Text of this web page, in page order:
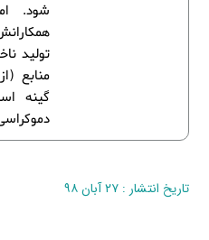
شود.
تولید
منابع
گینه
تاریخ انتشار : ۲۷ آبان ۹۸